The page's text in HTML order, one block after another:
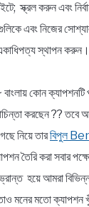
স্ক্রল করুন এবং
এবং নিজের
স্থাপন করুন।
কোন
করছেন ??
নিয়ে তারবিপুল
তৈরি করা সবার
হয়ে আমরা
মনের মতো ক্যাপশন